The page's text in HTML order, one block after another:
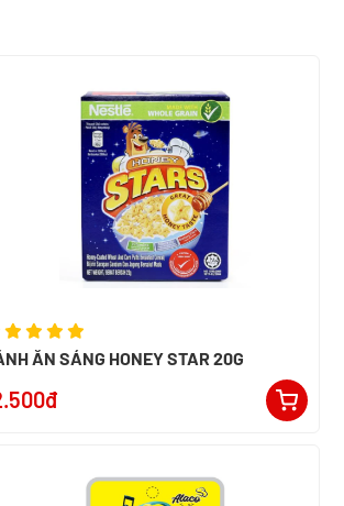
ĂN SÁNG HONEY STAR 20G